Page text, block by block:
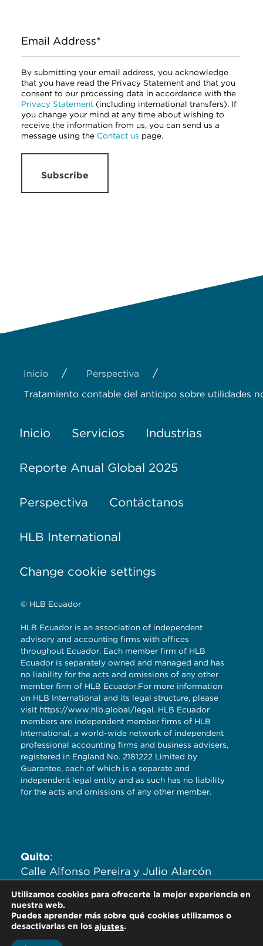
Email Address*
By submitting your email address, you acknowledge
that you have read the Privacy Statement and that you
consent to our processing data in accordance with the
Privacy Statement (including international transfers). If
you change your mind at any time about wishing to
receive the information from us, you can send us a
message using the Contact us page.
Subscribe
Inicio / Perspectiva /
Tratamiento contable del anticipo sobre utilidades
Inicio Servicios Industrias
Reporte Anual Global 2025
Perspectiva Contáctanos
HLB International
Change cookie settings
© HLB Ecuador
HLB Ecuador is an association of independent
advisory and accounting firms with offices
throughout Ecuador. Each member firm of HLB
Ecuador is separately owned and managed and has
no liability for the acts and omissions of any other
member firm of HLB Ecuador.For more information
on HLB International and its legal structure, please
visit https://www.hlb.global/legal. HLB Ecuador
members are independent member firms of HLB
International, a world-wide network of independent
professional accounting firms and business advisers,
registered in England No. 2181222 Limited by
Guarantee, each of which is a separate and
independent legal entity and as such has no liability
for the acts and omissions of any other member.
Quito:
Calle Alfonso Pereira y Julio Alarcón
704,705,706.
Utilizamos cookies para ofrecerte la mejor experiencia en
nuestra web.
Puedes aprender más sobre qué cookies utilizamos o
desactivarlas en los ajustes.